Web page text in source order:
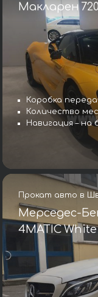
Макларен
Коробка
Количество
Навигация – на
Прокат авто в
Мерседес-
4MATIC White